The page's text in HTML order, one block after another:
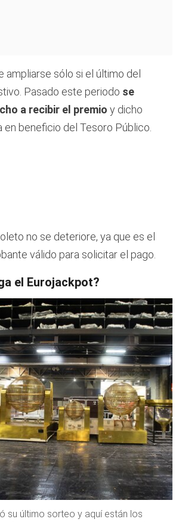
ampliarse sólo si el último del
Pasado este periodo se
a recibir el premio y dicho
en beneficio del Tesoro Público.
no se deteriore, ya que es el
válido para solicitar el pago.
el Eurojackpot?
su último sorteo y aquí están los